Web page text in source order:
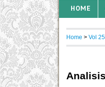
HOME
Home > Vol